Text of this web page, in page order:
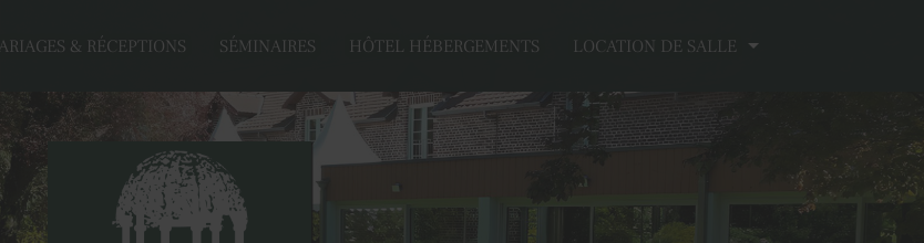
& RÉCEPTIONS SÉMINAIRES HÔTEL HÉBERGEMENTS LOCATION DE SALLE